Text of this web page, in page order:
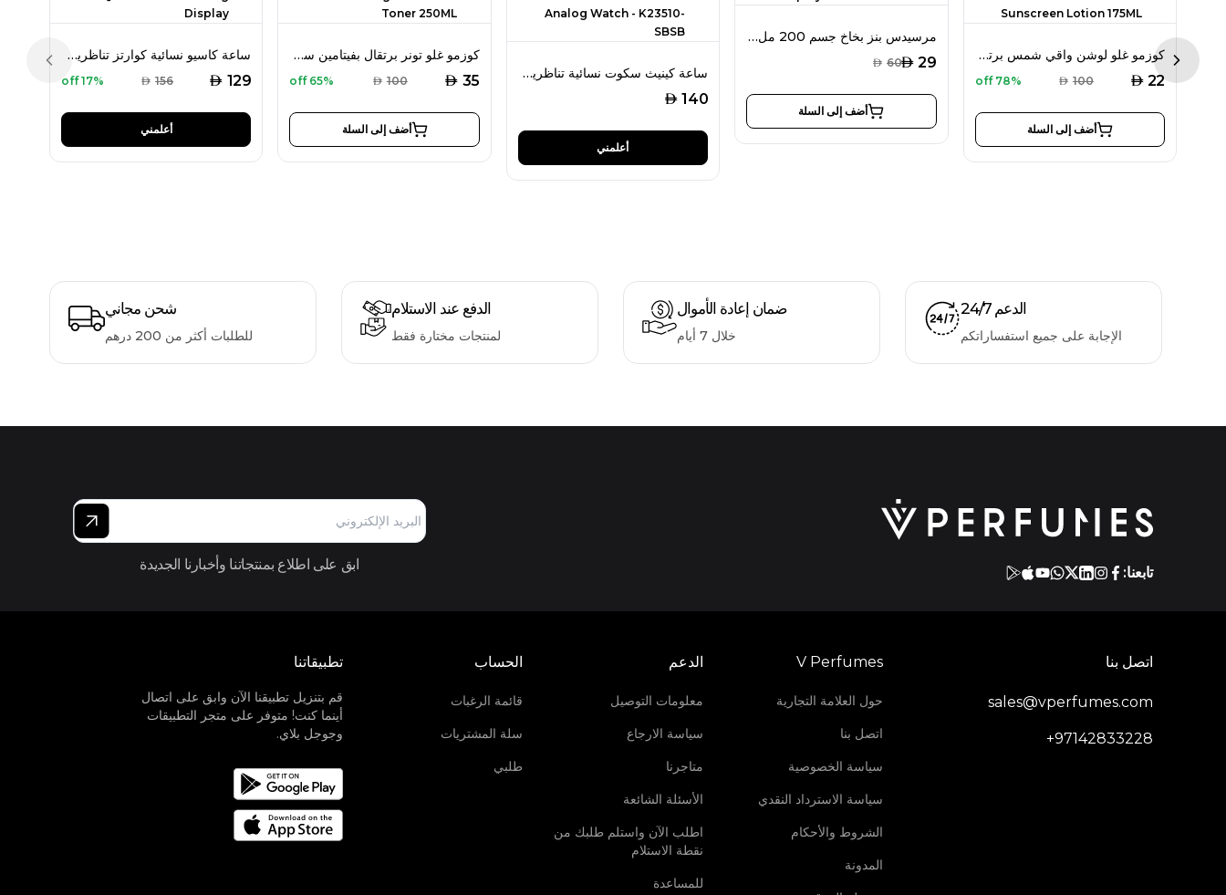
ساعة كاسيو نسائية كوارتز تناظرية موديل: غير محدد
AED 129
AED 156
17% off
أعلمني
كوزمو غلو تونر برتقال بفيتامين سي للعناية بالبشرة 250 مل
AED 35
AED 100
65% off
أضف إلى السلة
ساعة كينيث سكوت نسائية تناظرية بمينا أسود موديل K23510-SBSB
AED 140
أعلمني
مرسيدس بنز بخاخ جسم 200 مل للرجال
AED 29
AED 60
أضف إلى السلة
كوزمو غلو لوشن واقي شمس برتقال بفيتامين سي SPF 50 بحجم 175 مل
AED 22
AED 100
78% off
أضف إلى السلة
Previous slide Next
شحن مجاني
للطلبات أكثر من 200 درهم
الدفع عند الاستلام
لمنتجات مختارة فقط
ضمان إعادة الأموال
خلال 7 أيام
الدعم 24/7
الإجابة على جميع استفساراتكم
تابعنا: ابق على اطلاع بمنتجاتنا وأخبارنا الجديدة
اتصل بنا
sales@vperfumes.com
+97142833228
V Perfumes
حول العلامة التجارية
اتصل بنا
سياسة الخصوصية
سياسة الاسترداد النقدي
الشروط والأحكام
المدونة
الدعم
معلومات التوصيل
سياسة الارجاع
متاجرنا
الأسئلة الشائعة
اطلب الآن واستلم طلبك من
نقطة الاستلام
للمساعدة
الحساب
قائمة الرغبات
سلة المشتريات
طلبي
تطبيقاتنا
قم بتنزيل تطبيقنا الآن وابق على اتصال
أينما كنت! متوفر على متجر التطبيقات
وجوجل بلاي.